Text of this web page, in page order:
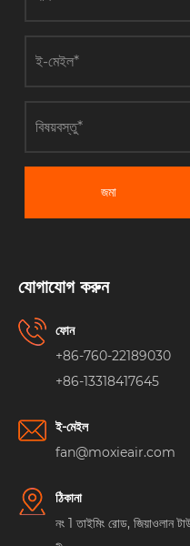
জমা
যোগাযোগ করুন
ফোন
+86-760-22189030
+86-13318417645
ই-মেইল
fan@moxieair.com
ঠিকানা
নং 1 তাইমিং রোড, জিয়াওলান